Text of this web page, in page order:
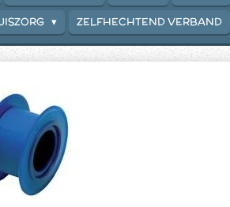
ZELFHECHTEND VERBAND